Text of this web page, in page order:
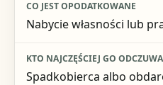
Nabycie własności lub
Spadkobierca albo